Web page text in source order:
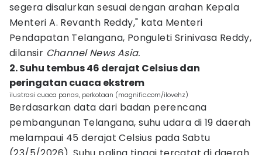
segera disalurkan sesuai dengan arahan Kepala
Menteri A. Revanth Reddy," kata Menteri
Pendapatan Telangana, Ponguleti Srinivasa Reddy,
dilansir Channel News Asia.
2. Suhu tembus 46 derajat Celsius dan
peringatan cuaca ekstrem
ilustrasi cuaca panas, perkotaan (magnific.com/ilovehz)
Berdasarkan data dari badan perencana
pembangunan Telangana, suhu udara di 19 daerah
melampaui 45 derajat Celsius pada Sabtu